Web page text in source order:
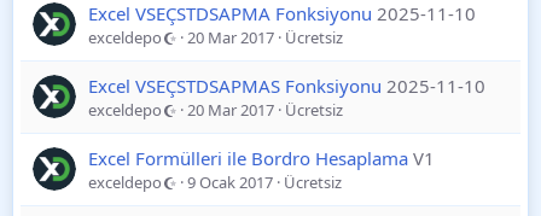
Excel VSEÇSTDSAPMA Fonksiyonu 2025-11-10
exceldepo 20 Mar 2017 Ücretsiz
Excel VSEÇSTDSAPMAS Fonksiyonu 2025-11-10
exceldepo 20 Mar 2017 Ücretsiz
Excel Formülleri ile Bordro Hesaplama V1
exceldepo 9 Ocak 2017 Ücretsiz